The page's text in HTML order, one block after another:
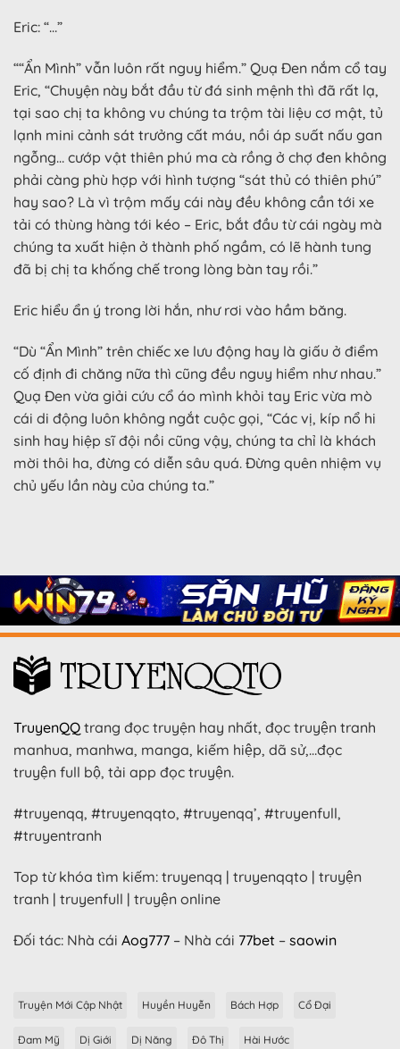
Eric: “…”
““Ẩn Mình” vẫn luôn rất nguy hiểm.” Quạ Đen nắm cổ tay
Eric, “Chuyện này bắt đầu từ đá sinh mệnh thì đã rất lạ,
tại sao chị ta không vu chúng ta trộm tài liệu cơ mật, tủ
lạnh mini cảnh sát trưởng cất máu, nồi áp suất nấu gan
ngỗng… cướp vật thiên phú ma cà rồng ở chợ đen không
phải càng phù hợp với hình tượng “sát thủ có thiên phú”
hay sao? Là vì trộm mấy cái này đều không cần tới xe
tải có thùng hàng tới kéo – Eric, bắt đầu từ cái ngày mà
chúng ta xuất hiện ở thành phố ngầm, có lẽ hành tung
đã bị chị ta khống chế trong lòng bàn tay rồi.”
Eric hiểu ẩn ý trong lời hắn, như rơi vào hầm băng.
“Dù “Ẩn Mình” trên chiếc xe lưu động hay là giấu ở điểm
cố định đi chăng nữa thì cũng đều nguy hiểm như nhau.”
Quạ Đen vừa giải cứu cổ áo mình khỏi tay Eric vừa mò
cái di động luôn không ngắt cuộc gọi, “Các vị, kíp nổ hi
sinh hay hiệp sĩ đội nồi cũng vậy, chúng ta chỉ là khách
mời thôi ha, đừng có diễn sâu quá. Đừng quên nhiệm vụ
chủ yếu lần này của chúng ta.”
TruyenQQ trang đọc truyện hay nhất, đọc truyện tranh
manhua, manhwa, manga, kiếm hiệp, dã sử,…đọc
truyện full bộ, tải app đọc truyện.
#truyenqq, #truyenqqto, #truyenqq’, #truyenfull,
#truyentranh
Top từ khóa tìm kiếm: truyenqq | truyenqqto | truyện
tranh | truyenfull | truyện online
Đối tác: Nhà cái Aog777 – Nhà cái 77bet – saowin
Truyện Mới Cập Nhật Huyền Huyễn Bách Hợp Cổ Đại
Đam Mỹ Dị Giới Dị Năng Đô Thị Hài Hước